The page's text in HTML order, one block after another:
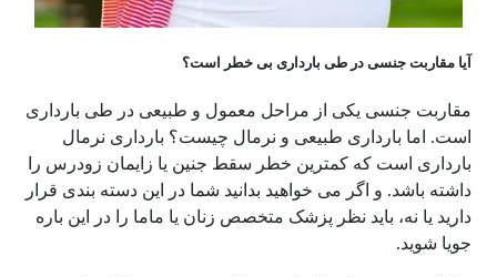
آیا مقاربت جنسی در طی بارداری بی خطر است؟
مقاربت جنسی یکی از مراحل معمول و طبیعی در طی بارداری
است. اما بارداری طبیعی و نرمال چیست؟ بارداری نرمال
بارداری است که کمترین خطر سقط جنین یا زایمان زودرس را
داشته باشد. و اگر می خواهید بدانید شما در این دسته بندی قرار
دارید یا نه، باید نظر پزشک متخصص زنان یا ماما را در این باره
جویا شوید.